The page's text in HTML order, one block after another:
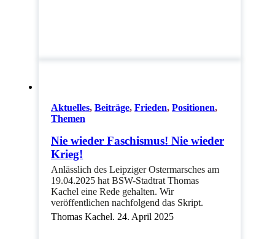
Aktuelles, Beiträge, Frieden, Positionen,
Themen
Nie wieder Faschismus! Nie wieder
Krieg!
Anlässlich des Leipziger Ostermarsches am
19.04.2025 hat BSW-Stadtrat Thomas
Kachel eine Rede gehalten. Wir
veröffentlichen nachfolgend das Skript.
Thomas Kachel. 24. April 2025